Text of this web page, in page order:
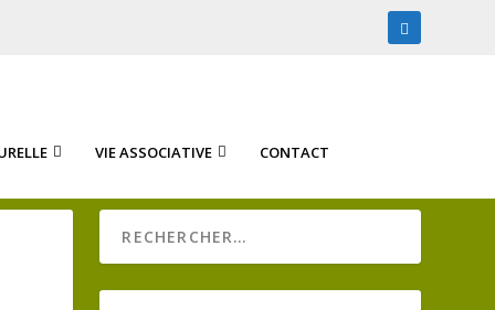
VIE ASSOCIATIVE CONTACT